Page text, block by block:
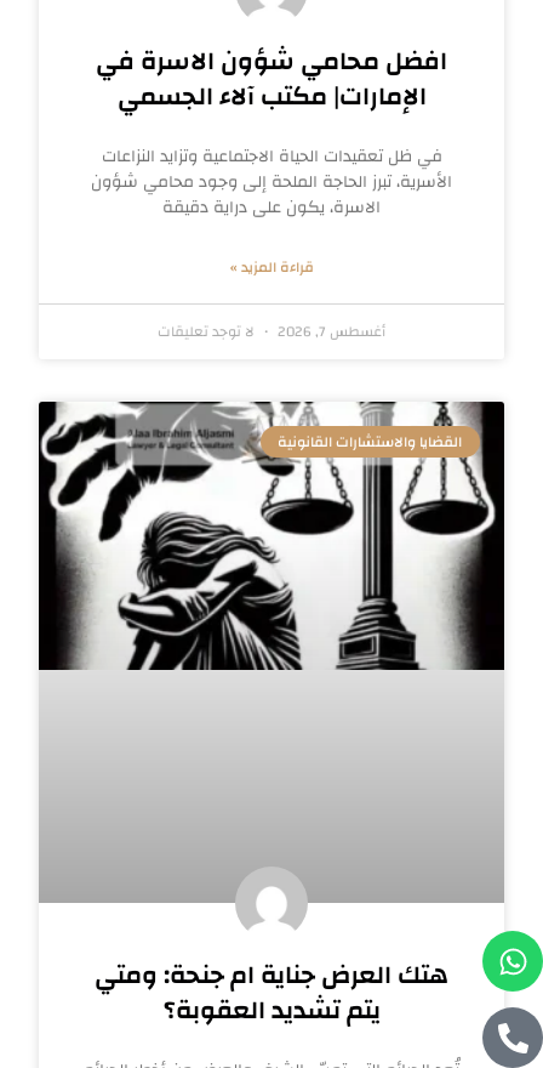
W
h
a
t
P
h
o
n
افضل محامي شؤون الاسرة في
الإمارات| مكتب آلاء الجسمي
في ظل تعقيدات الحياة الاجتماعية وتزايد النزاعات
الأسرية، تبرز الحاجة الملحة إلى وجود محامي شؤون
الاسرة، يكون على دراية دقيقة
قراءة المزيد »
أغسطس 7, 2026 لا توجد تعليقات
القضايا والاستشارات القانونية
هتك العرض جناية ام جنحة: ومتي
يتم تشديد العقوبة؟